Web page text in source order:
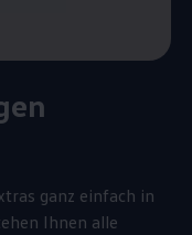
ganz einfach in
Ihnen alle